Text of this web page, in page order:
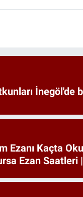
İnegöl'de
Ezanı Kaçta
Ezan Saatleri